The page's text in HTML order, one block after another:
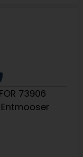
73906
Entmooser